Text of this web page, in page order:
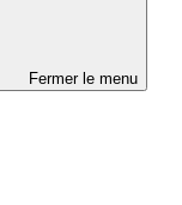
Fermer le menu